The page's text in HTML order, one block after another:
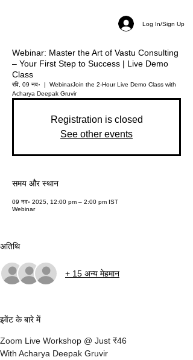
Log In/Sign Up
Webinar: Master the Art of Vastu Consulting
– Your First Step to Success | Live Demo
Class
रवि, 09 नव॰
  |
WebinarJoin the 2-Hour Live Demo Class with
Acharya Deepak Gruvir
Registration is closed
See other events
समय और स्थान
09 नव॰ 2025, 12:00 pm – 2:00 pm IST
Webinar
अतिथि
+ 15 अन्य मेहमान
इवेंट के बारे में
Zoom Live Workshop @ Just ₹46
With Acharya Deepak Gruvir